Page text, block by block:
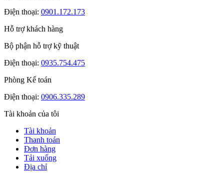
Điện thoại: 0901.172.173
Hỗ trợ khách hàng
Bộ phận hỗ trợ kỹ thuật
Điện thoại: 0935.754.475
Phòng Kế toán
Điện thoại: 0906.335.289
Tài khoản của tôi
Tài khoản
Thanh toán
Đơn hàng
Tải xuống
Địa chỉ